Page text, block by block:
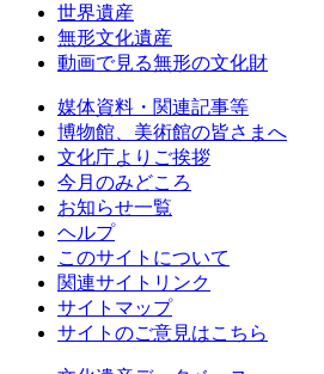
世界遺産
無形文化遺産
動画で見る無形の文化財
媒体資料・関連記事等
博物館、美術館の皆さまへ
文化庁よりご挨拶
今月のみどころ
お知らせ一覧
ヘルプ
このサイトについて
関連サイトリンク
サイトマップ
サイトのご意見はこちら